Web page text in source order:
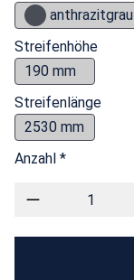
anthrazitgrau
Streifenhöhe
190 mm
Streifenlänge
2530 mm
Anzahl *